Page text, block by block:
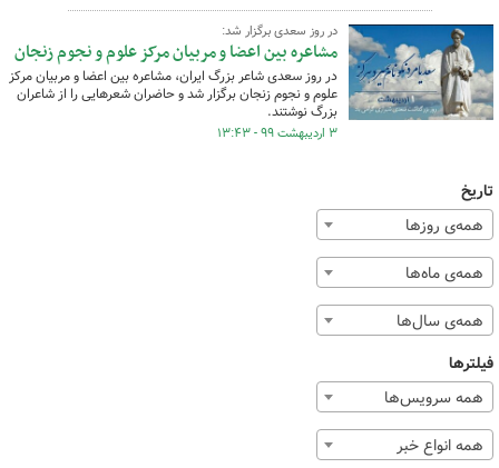
در روز سعدی برگزار شد:
مشاعره بین اعضا و مربیان مرکز علوم و نجوم زنجان
در روز سعدی شاعر بزرگ ایران، مشاعره بین اعضا و مربیان مرکز
علوم و نجوم زنجان برگزار شد و حاضران شعرهایی را از شاعران
بزرگ نوشتند.
۳ اردیبهشت ۹۹ - ۱۳:۴۳
تاریخ
همه‌ی روزها
همه‌ی ماه‌ها
همه‌ی سال‌ها
فیلترها
همه سرویس‌ها
همه انواع خبر